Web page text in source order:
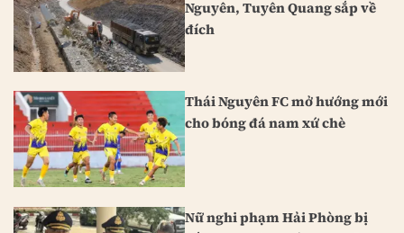
Nguyên, Tuyên Quang sắp về
đích
Thái Nguyên FC mở hướng mới
cho bóng đá nam xứ chè
Nữ nghi phạm Hải Phòng bị